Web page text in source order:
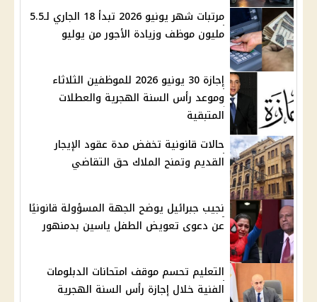
مرتبات شهر يونيو 2026 تبدأ 18 الجاري لـ5.5
مليون موظف وزيادة الأجور من يوليو
إجازة 30 يونيو 2026 للموظفين الثلاثاء
وموعد رأس السنة الهجرية والعطلات
المتبقية
حالات قانونية تخفض مدة عقود الإيجار
القديم وتمنح الملاك حق التقاضي
نجيب جبرائيل يوضح الجهة المسؤولة قانونيًا
عن دعوى تعويض الطفل ياسين بدمنهور
التعليم تحسم موقف امتحانات الدبلومات
الفنية خلال إجازة رأس السنة الهجرية